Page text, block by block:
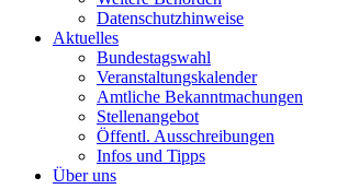
Datenschutzhinweise
Aktuelles
Bundestagswahl
Veranstaltungskalender
Amtliche Bekanntmachungen
Stellenangebot
Öffentl. Ausschreibungen
Infos und Tipps
Über uns